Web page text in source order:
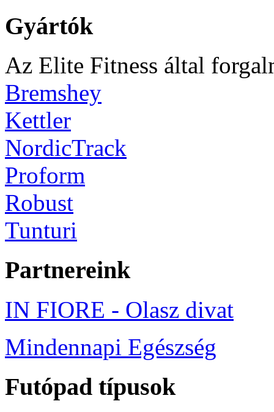
Gyártók
Az Elite Fitness által
Bremshey
Kettler
NordicTrack
Proform
Robust
Tunturi
Partnereink
IN FIORE - Olasz divat
Mindennapi Egészség
Futópad típusok